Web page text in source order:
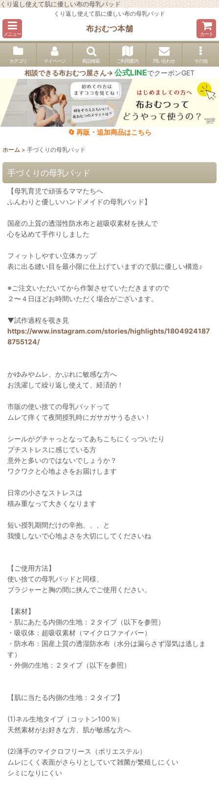
くり返し使えて肌に優しい布の母乳パッド
くり返し使えて肌に優しい布の母乳パッド
メニュー
布おむつ本舗
カート
カテゴリ マイページ 商品検索 ご利用案内 問い合わせ その他
相談できる布おむつ屋さん→ 公式LINEでクーポンGET
🔄 再販・追加商品はこちら
ホーム > 手づくりの母乳パッド
手づくりの母乳パッド
【母乳育児で頑張るママたちへ
ふんわりと優しいハンドメイドの母乳パッド】
国産の上質の透湿性防水布と超吸収素材を挟んで
心を込めて手作りしました
フィットしやすい立体カップ
表に出る縫い目を最小限に仕上げていますので肌に優しい構造♪
※ご注文いただいてから作製させていただきますので
２〜４日ほどお時間いただく場合がございます。
▼試作過程を覗き見
https://www.instagram.com/stories/highlights/1804924187
8755124/
かゆみやムレ、かぶれに敏感な方へ
お洗濯して繰り返し使えて、経済的！
市販の使い捨ての母乳パッドって
ムレて痒くて夜間授乳時にガサガサうるさい！
シールがグチャっとなってあちこちにくっついたり
プチストレスに感じている方
意外と多いのではないでしょうか？
ワクワクと心地よさをお届けします
日常の小さなストレスは
積み重なって大きくなります
短い授乳期間だけの辛抱、、、と
我慢しないで心地よさを大切にしてくださいね
【ご使用方法】
使い捨ての母乳パッドと同様、
ブラジャーと胸の間に挟んでご使用ください。
【素材】
・肌にあたる内側の生地：２タイプ（以下を参照）
・吸収体：超吸収素材（マイクロファイバー）
・防水布：国産上質の透湿防水布（水分は漏らさず湿気は逃しま
す）
・外側の生地：２タイプ（以下を参照）
【肌に当たる内側の生地：２タイプ】
(1)ネル生地タイプ（コットン100％）
天然素材がお好きな方、肌が敏感な方へ
(2)薄手のマイクロフリース（ポリエステル）
ムレにくく表面がさらりとしていて雑菌が繁殖しにくい
シミになりにくい